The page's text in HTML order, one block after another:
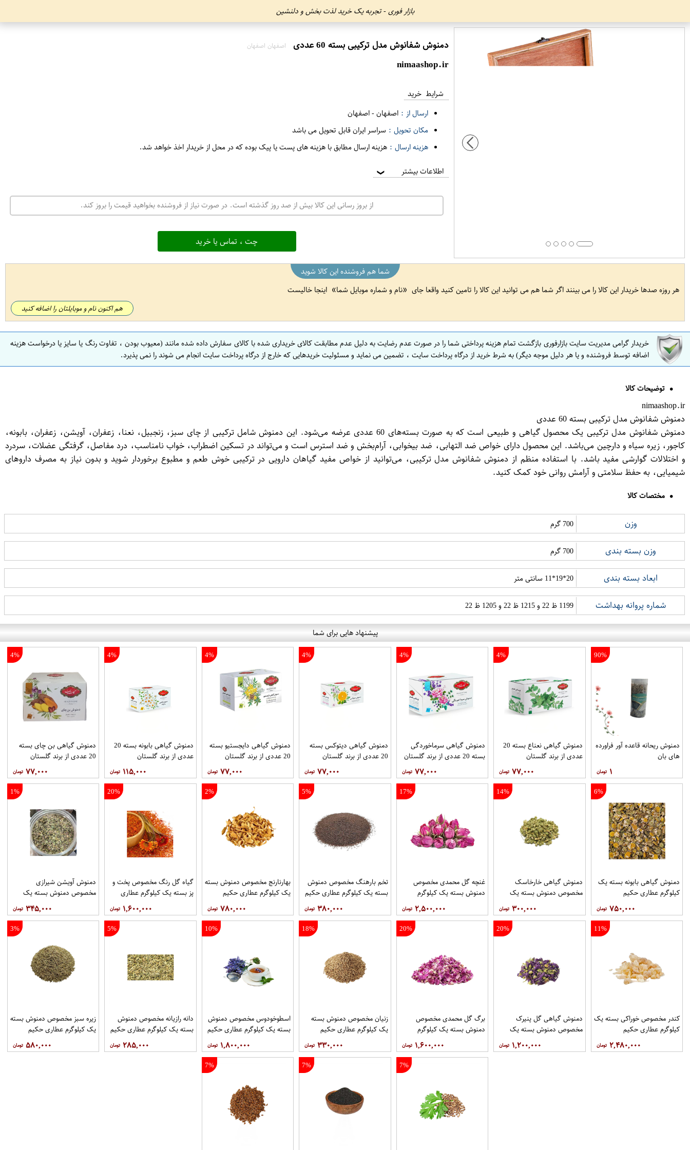
بازار فوری - تجربه یک خرید لذت بخش و دلنشین
دمنوش شفانوش مدل ترکیبی بسته 60 عددی اصفهان اصفهان
nimaashop.ir
شرایط خرید
ارسال از : اصفهان-اصفهان
مکان تحویل : سراسر ایران قابل تحویل می باشد
هزینه ارسال : هزینه ارسال مطابق با هزینه های پست یا پیک بوده که در محل از خریدار اخذ خواهد شد.
اطلاعات بیشتر ❯
از بروز رسانی این کالا بیش از صد روز گذشته است. در صورت نیاز از فروشنده بخواهید قیمت را بروز کند.
چت ، تماس یا خرید
شما هم فروشنده این کالا شوید
هر روزه صدها خریدار این کالا را می بینند اگر شما هم می توانید این کالا را تامین کنید واقعا جای
نام و شماره موبایل شما اینجا خالیست
هم اکنون نام و موبایلتان را اضافه کنید
خریدار گرامی مدیریت سایت بازارفوری بازگشت تمام هزینه پرداختی شما را در صورت عدم رضایت به دلیل عدم مطابقت کالای خریداری شده با کالای سفارش داده شده مانند (معیوب بودن ، تفاوت رنگ یا سایز یا درخواست هزینه
اضافه توسط فروشنده و یا هر دلیل موجه دیگر) به شرط خرید از درگاه پرداخت سایت ، تضمین می نماید و مسئولیت خریدهایی که خارج از درگاه پرداخت سایت انجام می شوند را نمی پذیرد.
توضیحات کالا
nimaashop.ir
دمنوش شفانوش مدل ترکیبی بسته 60 عددی
دمنوش شفانوش مدل ترکیبی یک محصول گیاهی و طبیعی است که به صورت بسته‌های 60 عددی عرضه می‌شود. این دمنوش شامل ترکیبی از چای سبز، زنجبیل، نعنا، زعفران، آویشن، زعفران، بابونه،
کاجور، زیره سیاه و دارچین می‌باشد. این محصول دارای خواص ضد التهابی، ضد بیخوابی، آرام‌بخش و ضد استرس است و می‌تواند در تسکین اضطراب، خواب نامناسب، درد مفاصل، گرفتگی عضلات، سردرد
و اختلالات گوارشی مفید باشد. با استفاده منظم از دمنوش شفانوش مدل ترکیبی، می‌توانید از خواص مفید گیاهان دارویی در ترکیبی خوش طعم و مطبوع برخوردار شوید و بدون نیاز به مصرف داروهای
شیمیایی، به حفظ سلامتی و آرامش روانی خود کمک کنید.
مختصات کالا
وزن 700 گرم
وزن بسته بندی 700 گرم
ابعاد بسته بندی 20*19*11 سانتی متر
شماره پروانه بهداشت 1199 ظ 22 و 1215 ظ 22 و 1205 ظ 22
پیشنهاد هایی برای شما
90%
دمنوش ریحانه قاعده آور فراورده
های بان
۱
4%
دمنوش گیاهی نعناع بسته 20
عددی از برند گلستان
۷۷,۰۰۰
4%
دمنوش گیاهی سرماخوردگی
بسته 20 عددی از برند گلستان
۷۷,۰۰۰
4%
دمنوش گیاهی دیتوکس بسته
20 عددی از برند گلستان
۷۷,۰۰۰
4%
دمنوش گیاهی دایجستیو بسته
20 عددی از برند گلستان
۷۷,۰۰۰
4%
دمنوش گیاهی بابونه بسته 20
عددی از برند گلستان
۱۱۵,۰۰۰
4%
دمنوش گیاهی بن چای بسته
20 عددی از برند گلستان
۷۷,۰۰۰
6%
دمنوش گیاهی بابونه بسته یک
کیلوگرم عطاری حکیم
۷۵۰,۰۰۰
14%
دمنوش گیاهی خارخاسک
مخصوص دمنوش بسته یک
۳۰۰,۰۰۰
17%
غنچه گل محمدی مخصوص
دمنوش بسته یک کیلوگرم
۲,۵۰۰,۰۰۰
5%
تخم بارهنگ مخصوص دمنوش
بسته یک کیلوگرم عطاری حکیم
۳۸۰,۰۰۰
2%
بهارنارنج مخصوص دمنوش بسته
یک کیلوگرم عطاری حکیم
۷۸۰,۰۰۰
20%
گیاه گل رنگ مخصوص پخت و
پز بسته یک کیلوگرم عطاری
۱,۶۰۰,۰۰۰
1%
دمنوش آویشن شیرازی
مخصوص دمنوش بسته یک
۳۴۵,۰۰۰
11%
کندر مخصوص خوراکی بسته یک
کیلوگرم عطاری حکیم
۲,۴۸۰,۰۰۰
20%
دمنوش گیاهی گل پنیرک
مخصوص دمنوش بسته یک
۱,۲۰۰,۰۰۰
20%
برگ گل محمدی مخصوص
دمنوش بسته یک کیلوگرم
۱,۶۰۰,۰۰۰
18%
زنیان مخصوص دمنوش بسته
یک کیلوگرم عطاری حکیم
۳۳۰,۰۰۰
10%
اسطوخودوس مخصوص دمنوش
بسته یک کیلوگرم عطاری حکیم
۱,۸۰۰,۰۰۰
5%
دانه رازیانه مخصوص دمنوش
بسته یک کیلوگرم عطاری حکیم
۲۸۵,۰۰۰
3%
زیره سبز مخصوص دمنوش بسته
یک کیلوگرم عطاری حکیم
۵۸۰,۰۰۰
7%
7%
7%